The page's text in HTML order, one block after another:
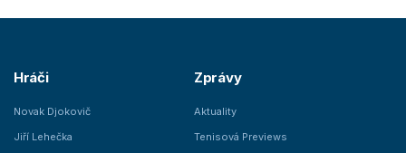
Hráči
Novak Djokovič
Jiří Lehečka
Zprávy
Aktuality
Tenisová Previews